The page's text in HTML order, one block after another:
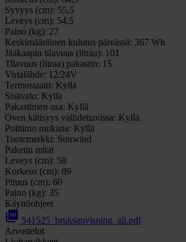
Syvyys (cm): 55,5
Leveys (cm): 54,5
Paino (kg): 27
Keskimääräinen kulutus päivässä: 367 Wh
Jääkaapin tilavuus (litraa): 101
Tilavuus (litraa) pakastin: 15
Virtalähde: 12/24V
Termostaatti: Kyllä
Sisävalo: Kyllä
Pakastimen osa: Kyllä
Oven kätisyys vaihdettavissa: Kyllä
Polttimo mukana: Kyllä
Tuotemerkki: Sunwind
Paketin mitat
Leveys (cm): 58
Korkeus (cm): 89
Pituus (cm): 60
Paino (kg): 35
Käyttöohjeet
picture_as_pdf 541525_bruksanvisning_all.pdf
Arvostelut